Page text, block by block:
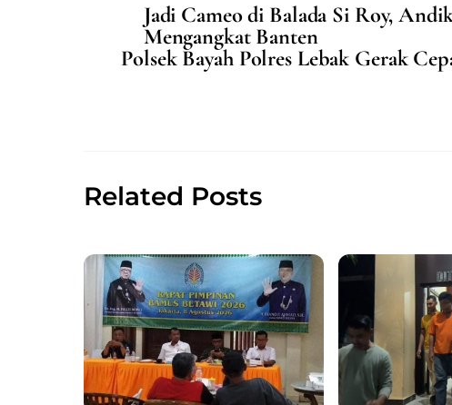
b
l
s
A
p
e
Jadi Cameo di Balada Si Roy,
Mengangkat Banten
Polsek Bayah Polres Lebak Gerak
Related Posts